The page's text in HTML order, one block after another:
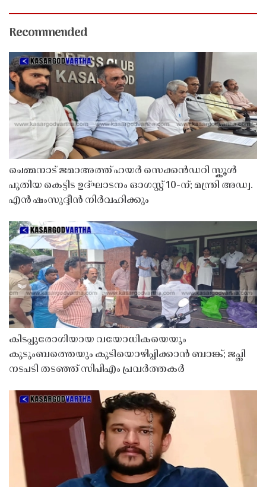
Recommended
ചെമ്മനാട് ജമാഅത്ത് ഹയർ സെക്കൻഡറി സ്കൂൾ
പുതിയ കെട്ടിട ഉദ്ഘാടനം ഓഗസ്റ്റ് 10-ന്; മന്ത്രി അഡ്വ.
എൻ ഷംസുദ്ദീൻ നിർവഹിക്കും
കിടപ്പുരോഗിയായ വയോധികയെയും
കുടുംബത്തെയും കുടിയൊഴിപ്പിക്കാൻ ബാങ്ക്; ജപ്തി
നടപടി തടഞ്ഞ് സിപിഎം പ്രവർത്തകർ